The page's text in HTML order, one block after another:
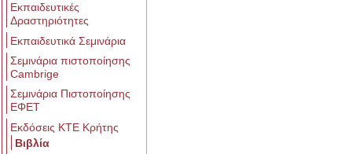
Εκπαιδευτικές
Δραστηριότητες
Εκπαιδευτικά Σεμινάρια
Σεμινάρια πιστοποίησης
Cambrige
Σεμινάρια Πιστοποίησης
ΕΦΕΤ
Εκδόσεις ΚΤΕ Κρήτης
Βιβλία